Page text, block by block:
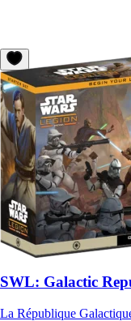
SWL: Galactic
La République